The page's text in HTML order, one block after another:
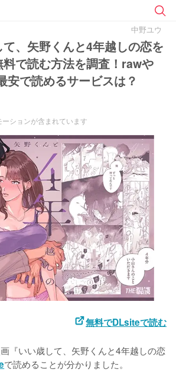
中野ユウ
、矢野くんと4年越しの恋を
で読む方法を調査！rawや
安で読めるサービスは？
ションが含まれています
無料でDLsiteで読む
『いい歳して、矢野くんと4年越しの恋
で読めることが分かりました。